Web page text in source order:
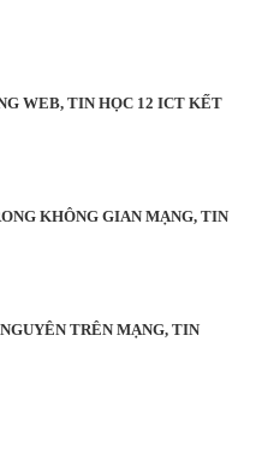
WEB, TIN HỌC 12 ICT KẾT
KHÔNG GIAN MẠNG, TIN
TRÊN MẠNG, TIN